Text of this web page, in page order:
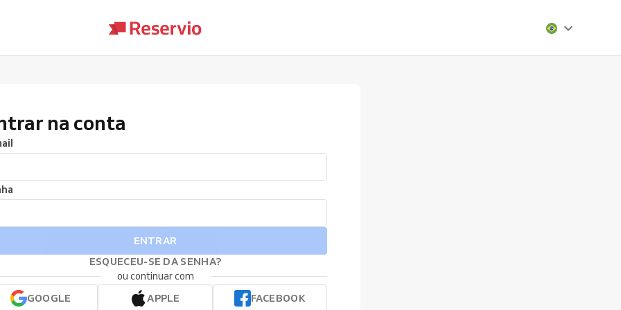
na conta
ENTRAR
ESQUECEU-SE DA SENHA?
ou continuar com
GOOGLE
APPLE FACEBOOK